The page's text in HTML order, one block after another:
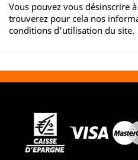
Vous pouvez vous désinscrire
trouverez pour cela nos
conditions d'utilisation du site.